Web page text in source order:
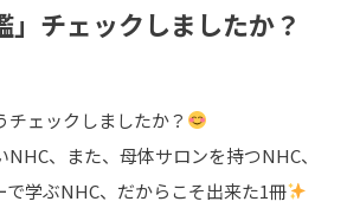
」チェックしましたか？
チェックしましたか？
、また、母体サロンを持つNHC、
で学ぶNHC、だからこそ出来た1冊